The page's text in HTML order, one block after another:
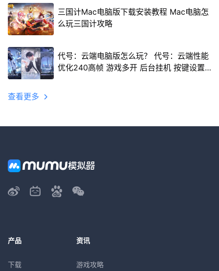
三国计Mac电脑版下载安装教程 Mac电脑怎
么玩三国计攻略
代号：云端电脑版怎么玩？ 代号：云端性能
优化240高帧 游戏多开 后台挂机 按键设置
查看更多
产品
下载
资讯
游戏攻略